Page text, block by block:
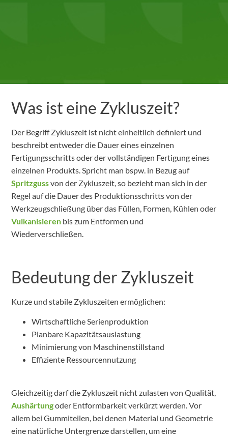
Was ist eine Zykluszeit?
Der Begriff Zykluszeit ist nicht einheitlich definiert und
beschreibt entweder die Dauer eines einzelnen
Fertigungsschritts oder der vollständigen Fertigung eines
einzelnen Produkts. Spricht man bspw. in Bezug auf
Spritzgussvon der Zykluszeit, so bezieht man sich in der
Regel auf die Dauer des Produktionsschritts von der
Werkzeugschließung über das Füllen, Formen, Kühlen oder
Vulkanisieren bis zum Entformen und
Wiederverschließen.
Bedeutung der Zykluszeit
Kurze und stabile Zykluszeiten ermöglichen:
Wirtschaftliche Serienproduktion
Planbare Kapazitätsauslastung
Minimierung von Maschinenstillstand
Effiziente Ressourcennutzung
Gleichzeitig darf die Zykluszeit nicht zulasten von Qualität,
Aushärtungoder Entformbarkeit verkürzt werden. Vor
allem bei Gummiteilen, bei denen Material und Geometrie
eine natürliche Untergrenze darstellen, um eine